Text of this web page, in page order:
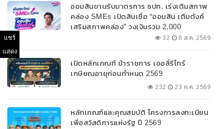
แชร์
แสดง
ออมสินขานรับมาตรการ ธปท. เร่งเติมสภาพ
คล่อง SMEs เปิดสินเชื่อ “ออมสิน เติมตังค์
เสริมสภาพคล่อง” วงเงินรวม 2,000
ลบ.สนับสนุนเงินทุนหมุนเวียนวงเงินกู้สูงสุด
32 6 ส.ค. 2569
เปิดหลักเกณฑ์ ข้าราชการ เออลี่รีไทร์
เกษียณอายุก่อนกำหนด 2569
232 23 ก.ค. 2569
หลักเกณฑ์และคุณสมบัติ โครงการลงทะเบียน
เพื่อสวัสดิการแห่งรัฐ ปี 2569